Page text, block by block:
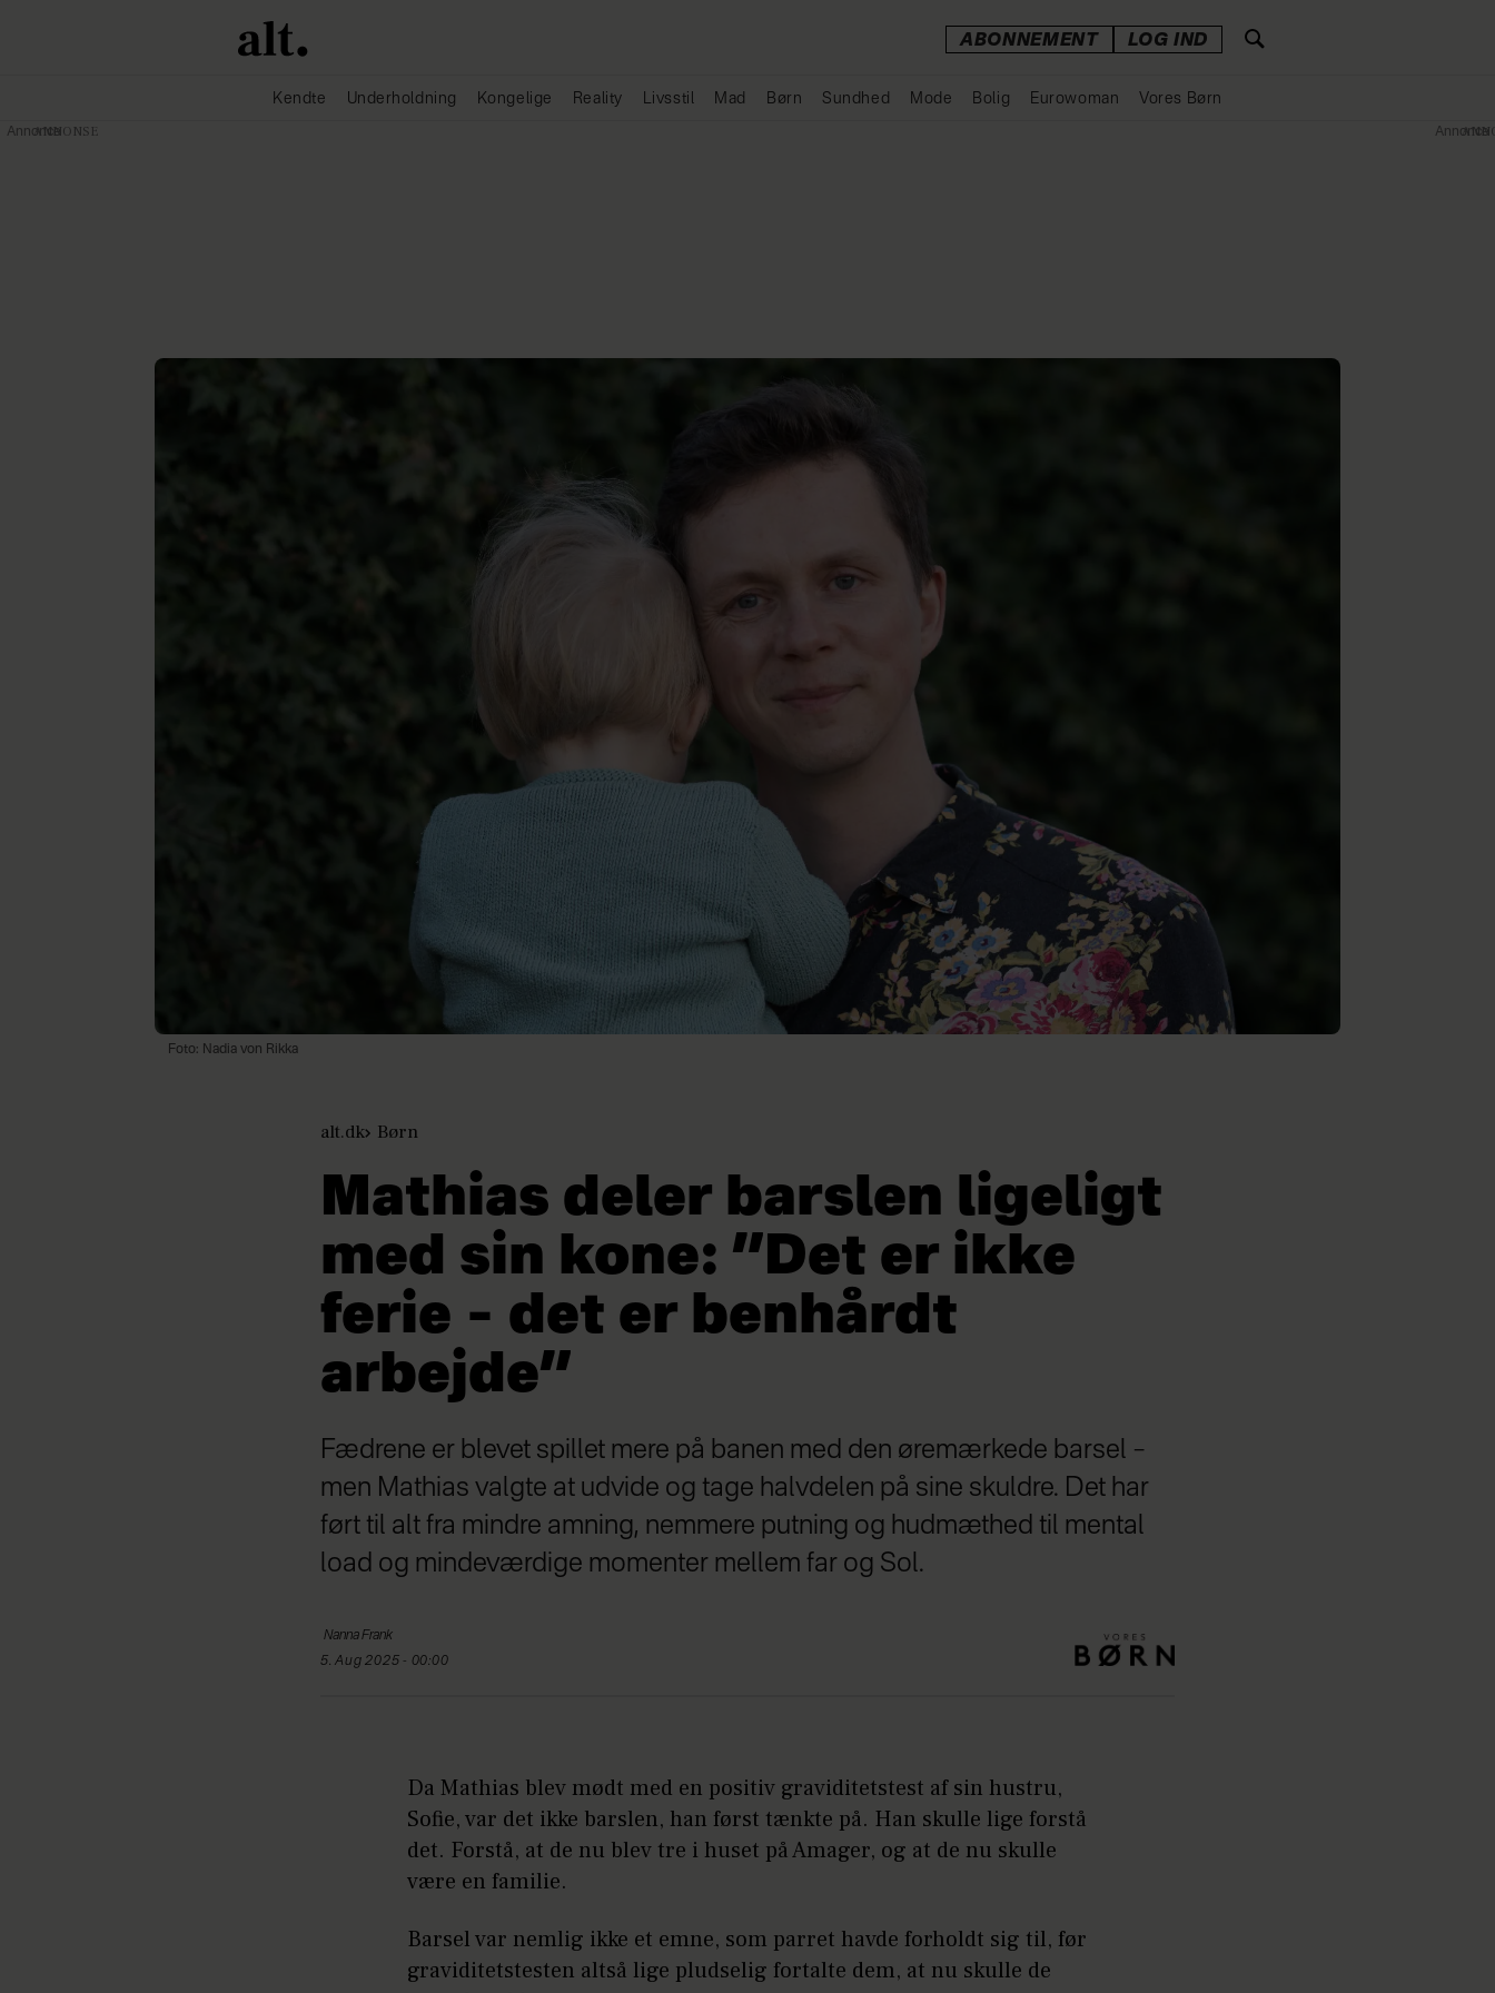
ABONNEMENT LOG IND
Kendte Underholdning Kongelige Reality Livsstil Mad Børn Sundhed Mode Bolig Eurowoman Vores Børn
Foto: Nadia von Rikka
alt.dk Børn
Mathias deler barslen ligeligt
med sin kone: ”Det er ikke
ferie – det er benhårdt
arbejde”
Fædrene er blevet spillet mere på banen med den øremærkede barsel –
men Mathias valgte at udvide og tage halvdelen på sine skuldre. Det har
ført til alt fra mindre amning, nemmere putning og hudmæthed til mental
load og mindeværdige momenter mellem far og Sol.
NannaFrank
5. Aug 2025 - 00:00
Da Mathias blev mødt med en positiv graviditetstest af sin hustru,
Sofie, var det ikke barslen, han først tænkte på. Han skulle lige forstå
det. Forstå, at de nu blev tre i huset på Amager, og at de nu skulle
være en familie.
Barsel var nemlig ikke et emne, som parret havde forholdt sig til, før
graviditetstesten altså lige pludselig fortalte dem, at nu skulle de
Annonce Annonce